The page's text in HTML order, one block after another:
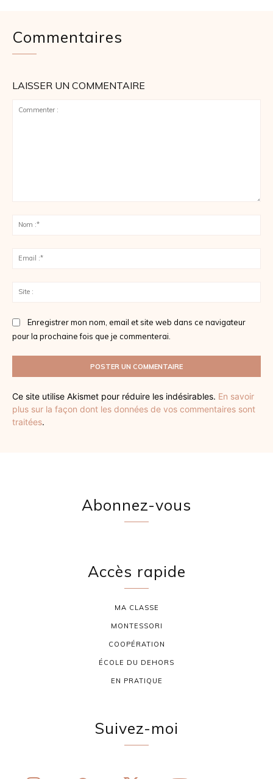
Commentaires
LAISSER UN COMMENTAIRE
Enregistrer mon nom, email et site web dans ce navigateur
pour la prochaine fois que je commenterai.
Ce site utilise Akismet pour réduire les indésirables. En savoir
plus sur la façon dont les données de vos commentaires sont
traitées.
Abonnez-vous
Accès rapide
MA CLASSE
MONTESSORI
COOPÉRATION
ÉCOLE DU DEHORS
EN PRATIQUE
Suivez-moi